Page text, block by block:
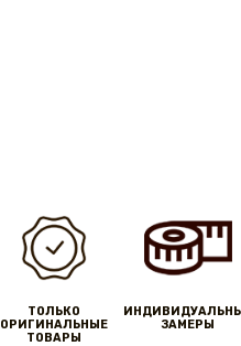
ТОЛЬКО
ОРИГИНАЛЬНЫЕ
ТОВАРЫ
ЗАМЕРЫ